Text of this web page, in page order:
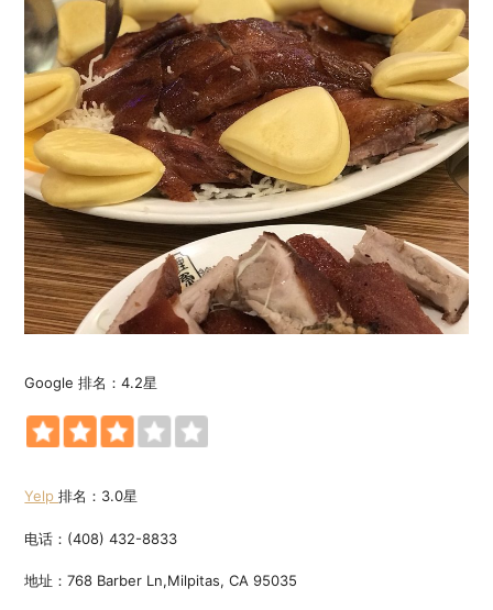
Google 排名：4.2星
Yelp排名：3.0星
电话：(408) 432-8833
地址：768 Barber Ln,Milpitas, CA 95035